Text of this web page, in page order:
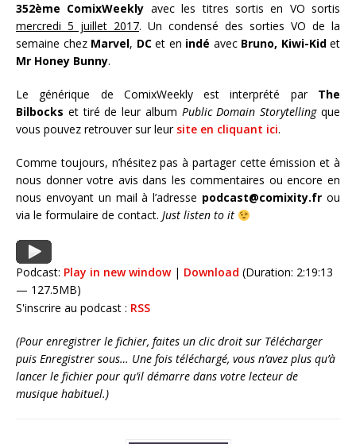
352ème ComixWeekly avec les titres sortis en VO sortis
mercredi 5 juillet 2017. Un condensé des sorties VO de la
semaine chez Marvel, DCet en indé avec Bruno, Kiwi-Kidet
Mr Honey Bunny.
Le générique de ComixWeekly est interprété par The
Bilbocks et tiré de leur album Public Domain Storytellingque
vous pouvez retrouver sur leursite en cliquant ici.
Comme toujours, n’hésitez pas à partager cette émission et à
nous donner votre avis dans les commentaires ou encore en
nous envoyant un mail à l’adresse podcast@comixity.fr ou
via le formulaire de contact. Just listen to it
Podcast: Play in new window| Download (Duration: 2:19:13
— 127.5MB)
S'inscrire au podcast : RSS
(Pour enregistrer le fichier, faites un clic droit sur Télécharger
puis Enregistrer sous… Une fois téléchargé, vous n’avez plus qu’à
lancer le fichier pour qu’il démarre dans votre lecteur de
musique habituel.)